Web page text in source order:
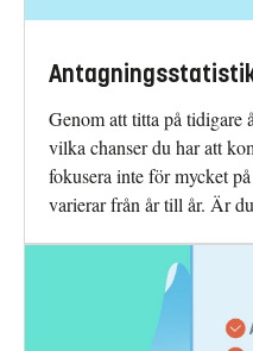
Genom att titta på tidigare
vilka chanser du har att
fokusera inte för mycket
varierar från år till år. Är